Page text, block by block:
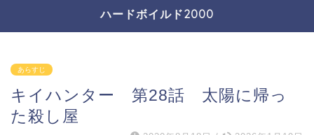
ハードボイルド2000
あらすじ
キイハンター 第28話 太陽に帰っ
た殺し屋